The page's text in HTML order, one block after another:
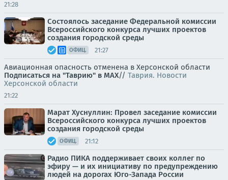
21:28
Состоялось заседание Федеральной комиссии
Всероссийского конкурса лучших проектов
создания городской среды
ОФИЦ. 21:27
Авиационная опасность отменена в Херсонской области
Подписаться на "Таврию" в MAX// Таврия. Новости
Херсонской области
21:22
Марат Хуснуллин: Провел заседание комиссии
Всероссийского конкурса лучших проектов
создания городской среды
ОФИЦ. 21:12
Радио ПИКА поддерживает своих коллег по
эфиру — и их инициативу по предупреждению
людей на дорогах Юго-Запада России